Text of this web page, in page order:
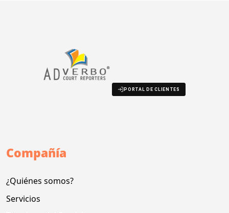
PORTAL DE CLIENTES
Compañía
¿Quiénes somos?
Servicios